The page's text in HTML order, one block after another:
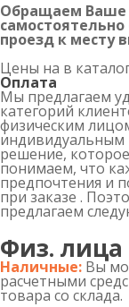
Обращаем Ваше
проезд к месту
Цены на в
Оплата
Мы предлагаем
категорий
физическим
индивидуальным
решение,
понимаем, что
предпочтения и
при заказе .
предлагаем
Физ. лица
Наличные: Вы
расчетными
товара со склада.